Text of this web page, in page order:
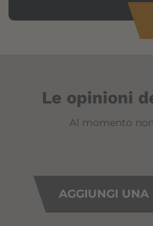
Le opinioni
Al momento
AGGIUNGI UNA